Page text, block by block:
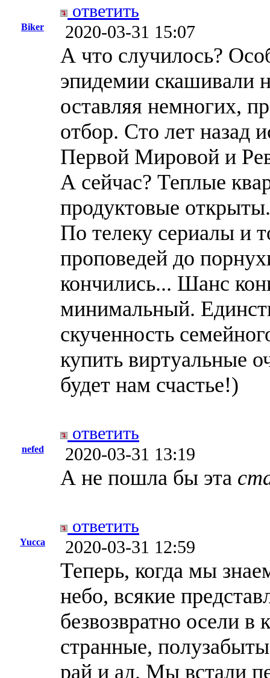
ответить
Biker 2020-03-31 15:07
А что случилось?
эпидемии скашивали
оставляя немногих,
отбор. Сто лет назад
Первой Мировой и
А сейчас? Теплые
продуктовые
По телеку сериалы и
проповедей до
кончились... Шанс
минимальный.
скученность
купить виртуальные
будет нам счастье!)
ответить
nefed 2020-03-31 13:19
А не пошла бы эта
ответить
Yucca 2020-03-31 12:59
Теперь, когда мы
небо, всякие
безвозвратно осели в
странные,
рай и ад. Мы встали